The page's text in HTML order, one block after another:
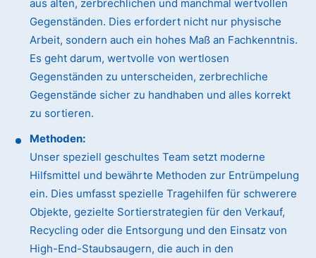
aus alten, zerbrechlichen und manchmal wertvollen
Gegenständen. Dies erfordert nicht nur physische
Arbeit, sondern auch ein hohes Maß an Fachkenntnis.
Es geht darum, wertvolle von wertlosen
Gegenständen zu unterscheiden, zerbrechliche
Gegenstände sicher zu handhaben und alles korrekt
zu sortieren.
Methoden:
Unser speziell geschultes Team setzt moderne
Hilfsmittel und bewährte Methoden zur Entrümpelung
ein. Dies umfasst spezielle Tragehilfen für schwerere
Objekte, gezielte Sortierstrategien für den Verkauf,
Recycling oder die Entsorgung und den Einsatz von
High-End-Staubsaugern, die auch in den